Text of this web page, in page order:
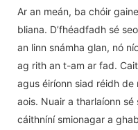
Ar an meán, ba chóir
bliana. D’fhéadfadh sé
an linn snámha glan, nó
ag rith an t-am ar fad.
agus éiríonn siad réidh de
aois. Nuair a tharlaíonn
cáithníní smionagar a